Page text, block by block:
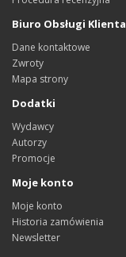
Biuro Obsługi Klienta
Dane kontaktowe
Zwroty
Mapa strony
Dodatki
Wydawcy
Autorzy
Promocje
Moje konto
Moje konto
Historia zamówienia
Newsletter